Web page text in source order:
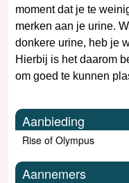
moment dat je te
merken aan je urine.
donkere urine, heb je
Hierbij is het daarom
om goed te kunnen
Aanbieding
Rise of Olympus
Aannemers